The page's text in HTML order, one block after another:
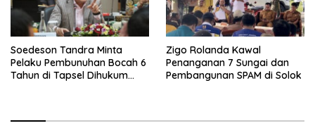
Soedeson Tandra Minta
Pelaku Pembunuhan Bocah 6
Tahun di Tapsel Dihukum
Zigo Rolanda Kawal
Penanganan 7 Sungai dan
Pembangunan SPAM di Solok